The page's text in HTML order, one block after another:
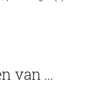
van …